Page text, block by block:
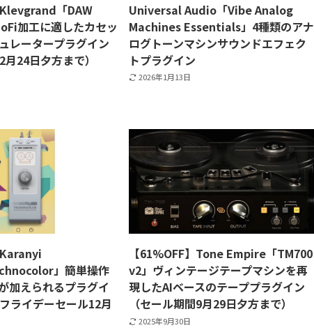
Klevgrand「DAW
加工に適したカセッ
レータープラグイン
月24日夕方まで）
Universal Audio「Vibe Analog
Machines Essentials」4種類のアナ
ログトーンマシンサウンドエフェク
トプラグイン
2026年1月13日
Karanyi
」簡単操作
加えられるプラグイ
ライデーセール12月
【61%OFF】Tone Empire「TM700
v2」ヴィンテージテープマシンを再
現したAIベースのテーププラグイン
（セール期間9月29日夕方まで）
2025年9月30日